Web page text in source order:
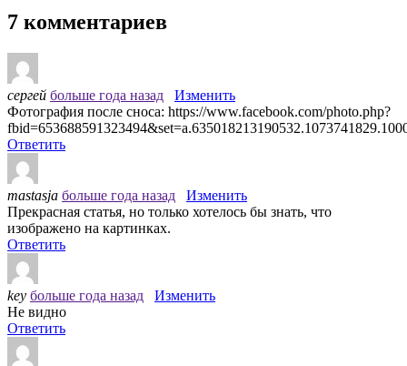
7 комментариев
сергей больше года назад
Изменить
Фотография после сноса: https://www.facebook.com/photo.php?
Ответить
mastasja больше года назад
Изменить
Прекрасная статья, но только хотелось бы знать, что
изображено на картинках.
Ответить
key больше года назад
Изменить
Не видно
Ответить